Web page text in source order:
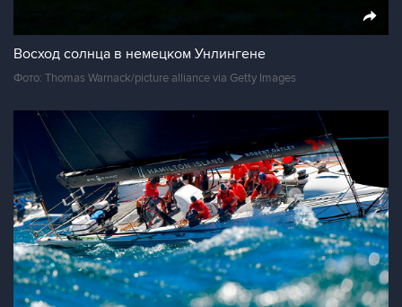
Восход солнца в немецком Унлингене
Фото: Thomas Warnack/picture alliance via Getty Images